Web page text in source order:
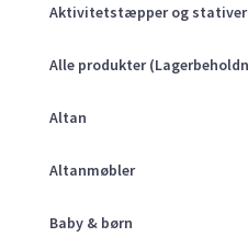
Aktivitetstæpper og stativer
Alle produkter
Altan
Altanmøbler
Baby & børn